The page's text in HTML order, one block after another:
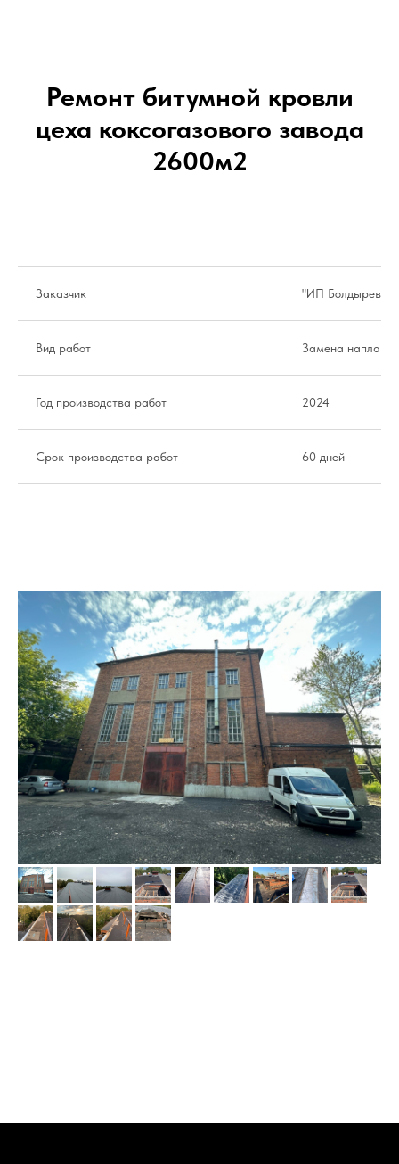
Ремонт битумной кровли
цеха коксогазового завода
2600м2
Заказчик "ИП Болдырев"
Вид работ Замена
Год производства работ 2024
Срок производства работ 60 дней